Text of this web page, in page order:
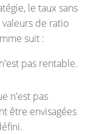
le taux sans
de ratio
suit :
pas rentable.
n'est pas
être envisagées